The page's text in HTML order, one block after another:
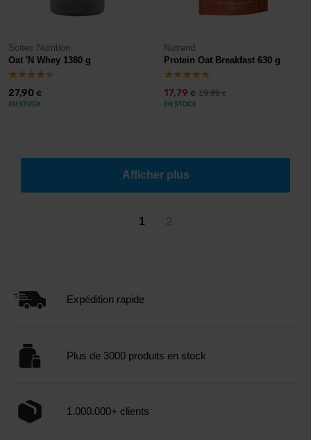
Scitec Nutrition
Oat 'N Whey 1380 g
27,90 €
EN STOCK
Nutrend
Protein Oat Breakfast 630 g
17,79 € 19,99€
EN STOCK
Afficher plus
1 2
Expédition rapide
Plus de 3000 produits en stock
1.000.000+ clients